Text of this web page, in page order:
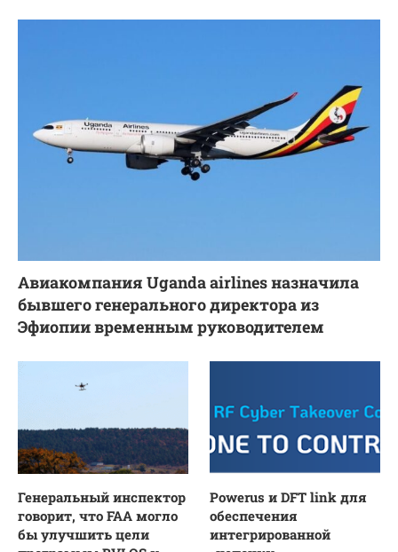
Авиакомпания Uganda airlines назначила
бывшего генерального директора из
Эфиопии временным руководителем
Генеральный инспектор
говорит, что FAA могло
бы улучшить цели
Powerus и DFT link для
обеспечения
интегрированной